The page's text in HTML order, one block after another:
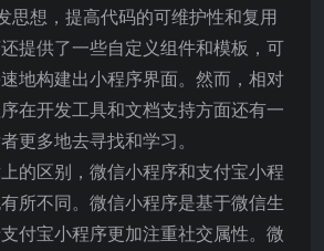
思想，提高代码的可维护性和复用
提供了一些自定义组件和模板，可
地构建出小程序界面。然而，相对
在开发工具和文档支持方面还有一
更多地去寻找和学习。
的区别，微信小程序和支付宝小程
所不同。微信小程序是基于微信生
付宝小程序更加注重社交属性。微